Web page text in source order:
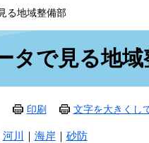
る地域整備部
タで見る地
印刷 文字を大きくし
河川 ｜ 海岸｜ 砂防